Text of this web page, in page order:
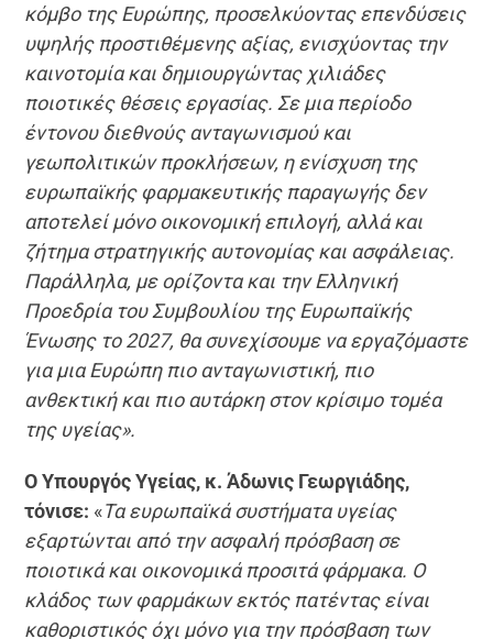
κόμβο της Ευρώπης, προσελκύοντας επενδύσεις
υψηλής προστιθέμενης αξίας, ενισχύοντας την
καινοτομία και δημιουργώντας χιλιάδες
ποιοτικές θέσεις εργασίας. Σε μια περίοδο
έντονου διεθνούς ανταγωνισμού και
γεωπολιτικών προκλήσεων, η ενίσχυση της
ευρωπαϊκής φαρμακευτικής παραγωγής δεν
αποτελεί μόνο οικονομική επιλογή, αλλά και
ζήτημα στρατηγικής αυτονομίας και ασφάλειας.
Παράλληλα, με ορίζοντα και την Ελληνική
Προεδρία του Συμβουλίου της Ευρωπαϊκής
Ένωσης το 2027, θα συνεχίσουμε να εργαζόμαστε
για μια Ευρώπη πιο ανταγωνιστική, πιο
ανθεκτική και πιο αυτάρκη στον κρίσιμο τομέα
της υγείας».
Ο Υπουργός Υγείας, κ. Άδωνις Γεωργιάδης,
τόνισε: «Τα ευρωπαϊκά συστήματα υγείας
εξαρτώνται από την ασφαλή πρόσβαση σε
ποιοτικά και οικονομικά προσιτά φάρμακα. Ο
κλάδος των φαρμάκων εκτός πατέντας είναι
καθοριστικός όχι μόνο για την πρόσβαση των